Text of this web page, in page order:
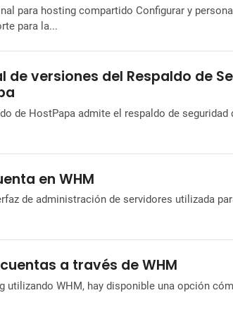
para hosting compartido Configurar y
para la...
versiones del Respaldo de
de HostPapa admite el respaldo de
en WHM
de administración de servidores utilizada
a través de WHM
utilizando WHM, hay disponible una opción